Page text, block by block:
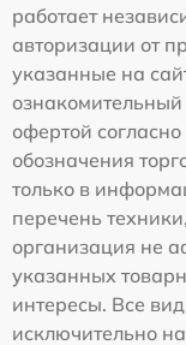
работает
авторизации от
указанные на
офертой
обозначения
только в
перечень
организация не
указанных
интересы. Все
исключительно